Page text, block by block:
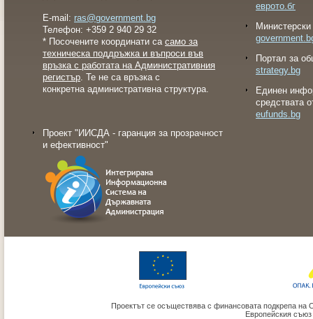
E-mail: ras@government.bg
Телефон: +359 2 940 29 32
* Посочените координати са само за
техническа поддръжка и въпроси във
връзка с работата на Административния
регистър. Те не са връзка с
конкретна административна структура.
Проект "ИИСДА - гаранция за прозрачност
и ефективност"
еврото.бг
Портал за
strategy.bg
Eдинен
средствата
eufunds.bg
Проектът се осъществява с финансовата подкрепа на
Европейския